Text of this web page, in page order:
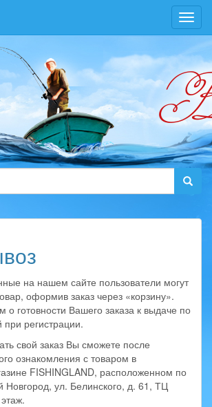
на нашем сайте пользователи могут
оформив заказ через «корзину».
готовности Вашего заказа к выдаче по
при регистрации.
свой заказ Вы сможете после
ознакомления с товаром в
FISHINGLAND, расположенном по
Новгород, ул. Белинского, д. 61, ТЦ